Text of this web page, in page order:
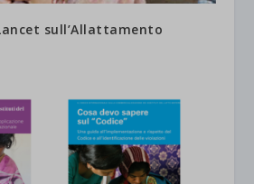
sull’Allattamento